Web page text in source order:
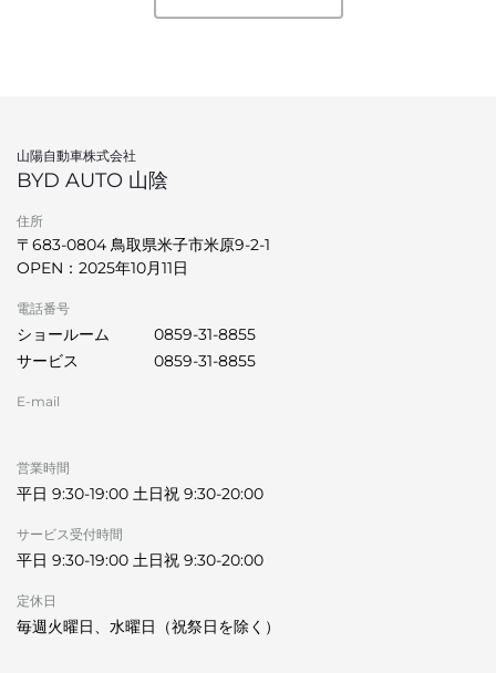
山陽自動車株式会社
BYD AUTO 山陰
住所
〒683-0804 鳥取県米子市米原9-2-1
OPEN：2025年10月11日
電話番号
ショールーム
0859-31-8855
サービス
0859-31-8855
E-mail
営業時間
平日 9:30-19:00 土日祝 9:30-20:00
サービス受付時間
平日 9:30-19:00 土日祝 9:30-20:00
定休日
毎週火曜日、水曜日（祝祭日を除く）